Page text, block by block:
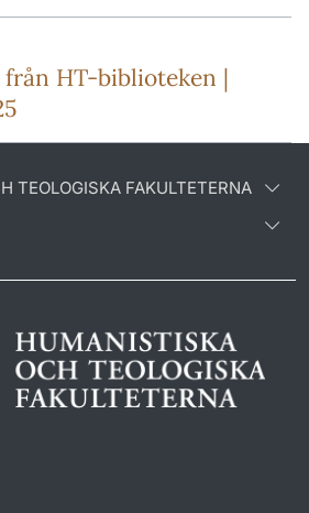
HT-biblioteken |
TEOLOGISKA FAKULTETERNA